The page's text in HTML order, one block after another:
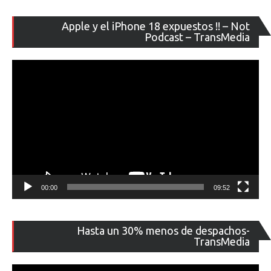
Apple y el iPhone 18 expuestos !! – Not
Podcast – TransMedia
de
00:00 09:52
Hasta un 30% menos de despachos-
TransMedia
de